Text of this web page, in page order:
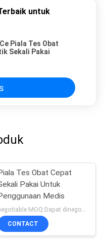
untuk
Piala Tes Obat
Sekali Pakai
Tes Obat Cepat
Pakai Untuk
Medis
negotiable MOQ:Dapat dinegosiasikan
CONTACT